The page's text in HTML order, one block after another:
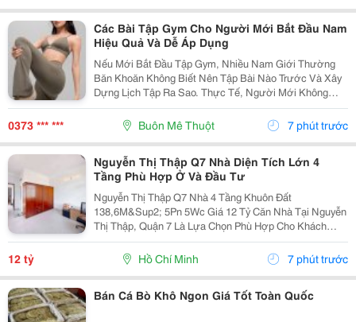
Các Bài Tập Gym Cho Người Mới Bắt Đầu Nam
Hiệu Quả Và Dễ Áp Dụng
Nếu Mới Bắt Đầu Tập Gym, Nhiều Nam Giới Thường
Băn Khoăn Không Biết Nên Tập Bài Nào Trước Và Xây
Dựng Lịch Tập Ra Sao. Thực Tế, Người Mới Không
Cần Tập Quá Nặng Mà Nên Tập Trung Vào Các Bài Tập
Cơ Bản Để Cơ Thể Làm Quen Với Cường Độ Vận
Động, Đồng...
0373 *** *** Buôn Mê Thuột 7 phút trước
Nguyễn Thị Thập Q7 Nhà Diện Tích Lớn 4
Tầng Phù Hợp Ở Và Đầu Tư
Nguyễn Thị Thập Q7 Nhà 4 Tầng Khuôn Đất
138,6M&Sup2; 5Pn 5Wc Giá 12 Tỷ Căn Nhà Tại Nguyễn
Thị Thập, Quận 7 Là Lựa Chọn Phù Hợp Cho Khách
Hàng Đang Tìm Kiếm Bất Động Sản Diện Tích Lớn,
Công Năng Đầy Đủ Và Có Khả Năng Khai Thác Lâu Dài.
Sở Hữu Khuôn...
12 tỷ Hồ Chí Minh 7 phút trước
Bán Cá Bò Khô Ngon Giá Tốt Toàn Quốc